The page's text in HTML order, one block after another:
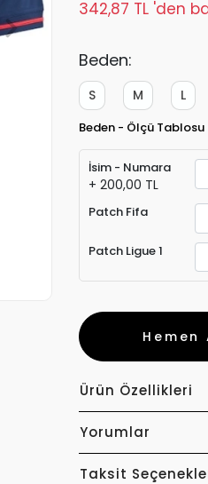
342,87 TL 'den
Beden:
L
M
S
Beden - Ölçü Tablosu
İsim - Numara
+ 200,00 TL
Patch Fifa
Patch Ligue 1
Hemen
Ürün Özellikleri
Yorumlar
Taksit